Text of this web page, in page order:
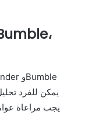
يجب مراعاة